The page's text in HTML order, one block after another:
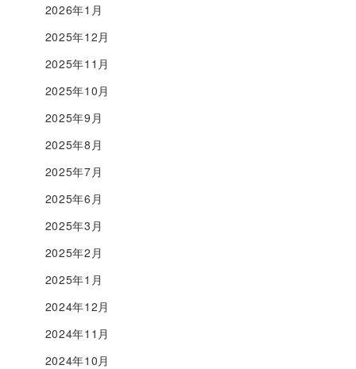
2026年1月
2025年12月
2025年11月
2025年10月
2025年9月
2025年8月
2025年7月
2025年6月
2025年3月
2025年2月
2025年1月
2024年12月
2024年11月
2024年10月